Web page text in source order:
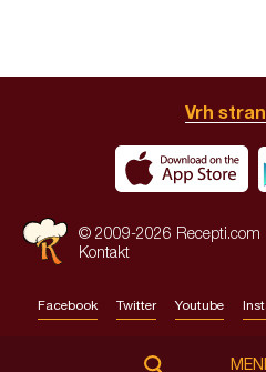
Vrh
© 2009-2026 Recepti.com |
Kontakt
Facebook Twitter Youtube